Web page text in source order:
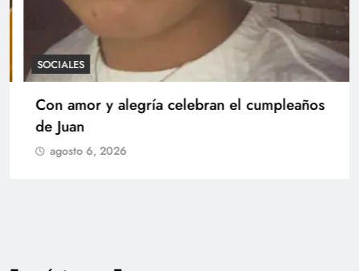
SOCIALES
Con amor y alegría celebran el cumpleaños
de Juan
agosto 6, 2026